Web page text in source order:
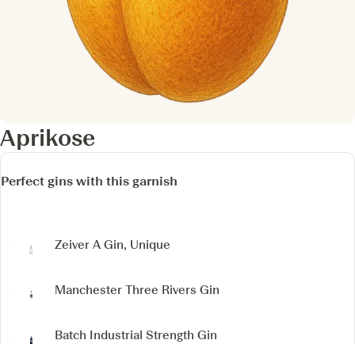
Aprikose
Perfect gins with this garnish
Zeiver A Gin, Unique
Manchester Three Rivers Gin
Batch Industrial Strength Gin